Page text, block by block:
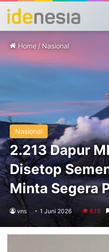
Home / Nasional
Nasional
2.213 Dapur
Disetop
Minta Segera
vns 1 Juni 2026 839